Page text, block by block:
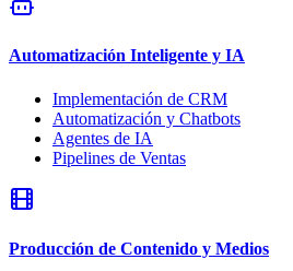
Automatización Inteligente y IA
Implementación de CRM
Automatización y Chatbots
Agentes de IA
Pipelines de Ventas
Producción de Contenido y Medios